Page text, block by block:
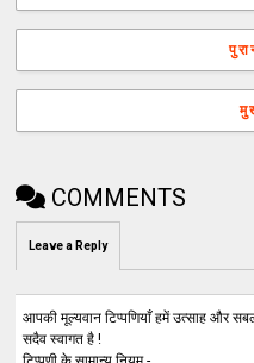
COMMENTS
Leave a Reply
आपकी मूल्यवान टिप्पणियाँ हमें उत्साह और
सदैव स्वागत है !